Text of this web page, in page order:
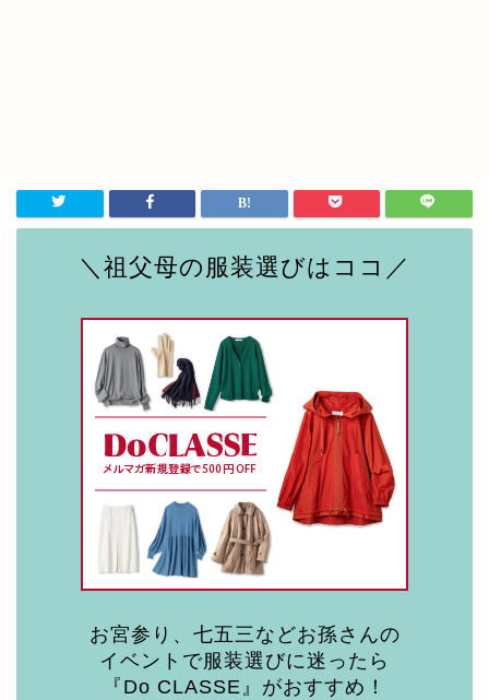
＼祖父母の服装選びはココ／
お宮参り、七五三などお孫さんの
イベントで服装選びに迷ったら
『Do CLASSE』がおすすめ！